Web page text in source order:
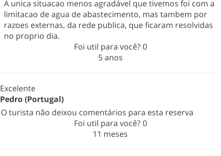
A unica situacao menos agradável que tivemos foi com a
limitacao de agua de abastecimento, mas tambem por
razoes externas, da rede publica, que ficaram resolvidas
no proprio dia.
Foi util para você?0
5 anos
Excelente
Pedro (Portugal)
O turista não deixou comentários para esta reserva
Foi util para você?0
11 meses